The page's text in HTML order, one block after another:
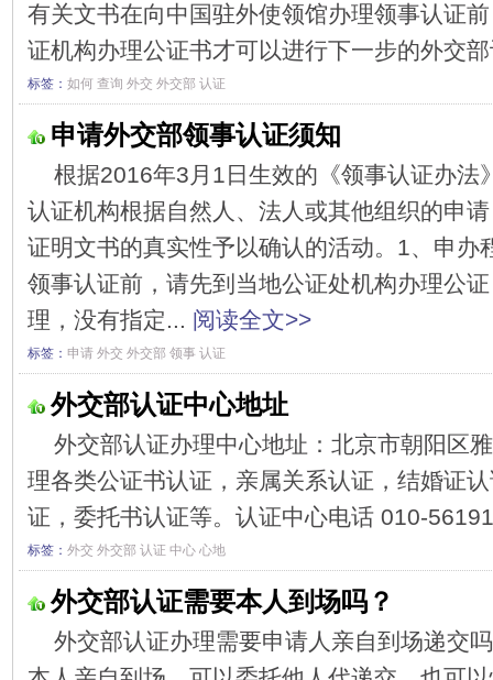
有关文书在向中国驻外使领馆办理领事认证
证机构办理公证书才可以进行下一步的外交
标签： 如何 查询 外交 外交部 认证
申请外交部领事认证须知
根据2016年3月1日生效的《领事认证办法
认证机构根据自然人、法人或其他组织的申
证明文书的真实性予以确认的活动。1、申办
领事认证前，请先到当地公证处机构办理公
理，没有指定... 阅读全文>>
标签： 申请 外交 外交部 领事 认证
外交部认证中心地址
外交部认证办理中心地址：北京市朝阳区
理各类公证书认证，亲属关系认证，结婚证
证，委托书认证等。认证中心电话 010-
标签： 外交 外交部 认证 中心 心地
外交部认证需要本人到场吗？
外交部认证办理需要申请人亲自到场递交